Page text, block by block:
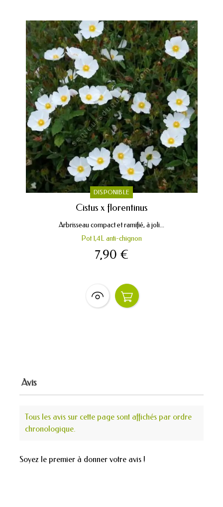
DISPONIBLE
Cistus x florentinus
Arbrisseau compact et ramifié, à joli...
Pot 1,4L anti-chignon
7,90 €
Avis
Tous les avis sur cette page sont affichés par ordre
chronologique.
Soyez le premier à donner votre avis !